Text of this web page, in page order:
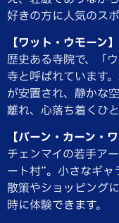
好きの方に人気のスポ
【ワット・ウモーン】
歴史ある寺院で、「
寺と呼ばれています
が安置され、静かな
離れ、心落ち着くひ
【バーン・カーン・ワ
チェンマイの若手ア
ート村”。小さなギャ
散策やショッピング
時に体験できます。